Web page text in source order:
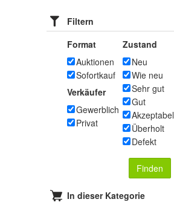
Filtern
Format
Auktionen
Sofortkauf
Verkäufer
Gewerblich
Privat
Zustand
Neu
Wie neu
Sehr gut
Gut
Akzeptabel
Überholt
Defekt
Finden
In dieser Kategorie